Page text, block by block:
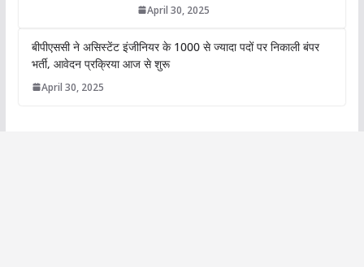
April 30, 2025
बीपीएससी ने असिस्टेंट इंजीनियर के 1000 से ज्यादा पदों पर निकाली बंपर
भर्ती, आवेदन प्रक्रिया आज से शुरू
April 30, 2025